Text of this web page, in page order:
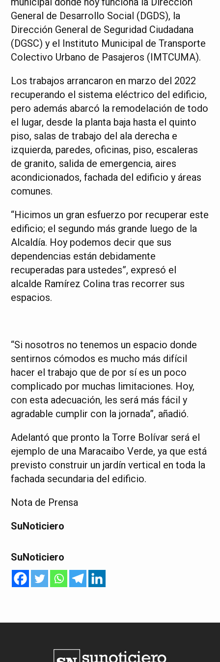
General de Desarrollo Social (DGDS), la
Dirección General de Seguridad Ciudadana
(DGSC) y el Instituto Municipal de Transporte
Colectivo Urbano de Pasajeros (IMTCUMA).
Los trabajos arrancaron en marzo del 2022
recuperando el sistema eléctrico del edificio,
pero además abarcó la remodelación de todo
el lugar, desde la planta baja hasta el quinto
piso, salas de trabajo del ala derecha e
izquierda, paredes, oficinas, piso, escaleras
de granito, salida de emergencia, aires
acondicionados, fachada del edificio y áreas
comunes.
“Hicimos un gran esfuerzo por recuperar este
edificio; el segundo más grande luego de la
Alcaldía. Hoy podemos decir que sus
dependencias están debidamente
recuperadas para ustedes”, expresó el
alcalde Ramírez Colina tras recorrer sus
espacios.
“Si nosotros no tenemos un espacio donde
sentirnos cómodos es mucho más difícil
hacer el trabajo que de por sí es un poco
complicado por muchas limitaciones. Hoy,
con esta adecuación, les será más fácil y
agradable cumplir con la jornada”, añadió.
Adelantó que pronto la Torre Bolívar será el
ejemplo de una Maracaibo Verde, ya que está
previsto construir un jardín vertical en toda la
fachada secundaria del edificio.
Nota de Prensa
SuNoticiero
SuNoticiero